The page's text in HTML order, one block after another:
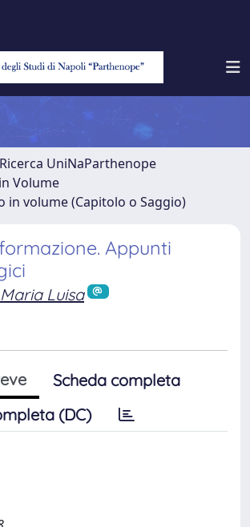
UniNaParthenope
Volume
in volume (Capitolo o Saggio)
Appunti
Maria Luisa
Scheda completa
(DC)